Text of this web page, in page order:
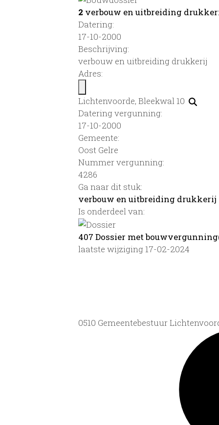
2 verbouw en uitbreiding
Datering:
17-10-2000
Beschrijving:
verbouw en uitbreiding drukkerij
Adres:
Lichtenvoorde, Bleekwal 10
Datering vergunning:
17-10-2000
Gemeente:
Oost Gelre
Nummer vergunning:
4286
Ga naar dit stuk:
verbouw en uitbreiding drukkerij
Is onderdeel van:
407 Dossier met
laatste wijziging 17-02-2024
0510 Gemeentebestuur